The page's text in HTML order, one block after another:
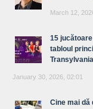
March 12,
15 jucătoare
tabloul
January 30, 2026, 02:01
Cine mai dă